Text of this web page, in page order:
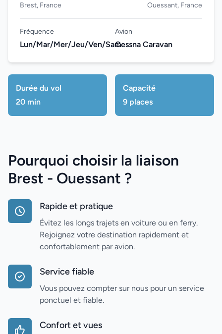
Brest, France
Ouessant, France
Fréquence
Lun/Mar/Mer/Jeu/Ven/Sam
Avion
Cessna Caravan
Durée du vol
20 min
Capacité
9 places
Pourquoi choisir la liaison
Brest - Ouessant ?
Rapide et pratique
Évitez les longs trajets en voiture ou en ferry.
Rejoignez votre destination rapidement et
confortablement par avion.
Service fiable
Vous pouvez compter sur nous pour un service
ponctuel et fiable.
Confort et vues